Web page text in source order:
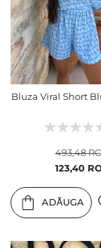
Bluza Viral Short
Pret
123,40
493,48
ADĂUGA